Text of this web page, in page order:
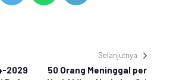
2029
Selanjutnya
50 Orang Meninggal per